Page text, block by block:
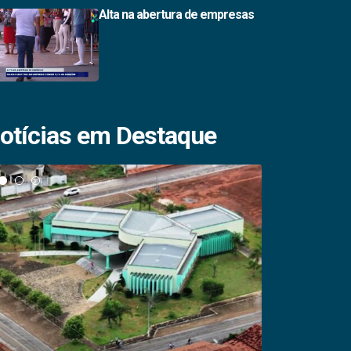
Alta na abertura de empresas
em Destaque